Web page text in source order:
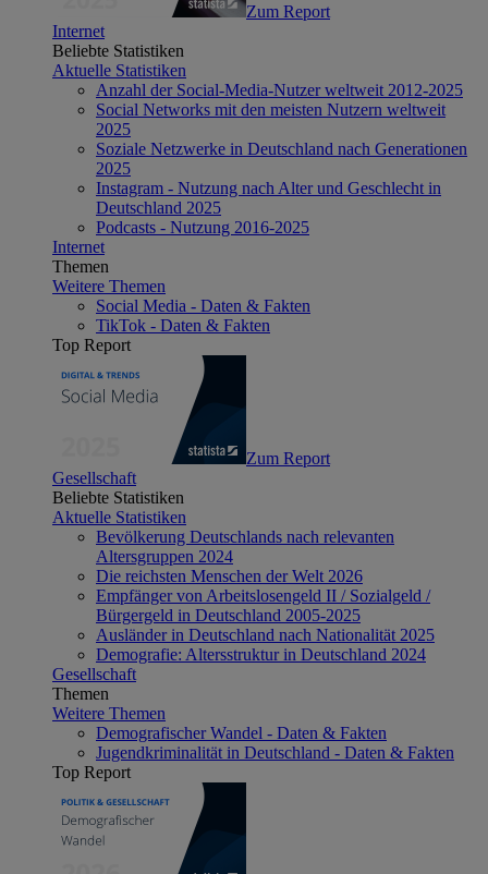
Zum Report
Internet
Beliebte Statistiken
Aktuelle Statistiken
Anzahl der Social-Media-Nutzer weltweit 2012-2025
Social Networks mit den meisten Nutzern weltweit
2025
Soziale Netzwerke in Deutschland nach Generationen
2025
Instagram - Nutzung nach Alter und Geschlecht in
Deutschland 2025
Podcasts - Nutzung 2016-2025
Internet
Themen
Weitere Themen
Social Media - Daten & Fakten
TikTok - Daten & Fakten
Top Report
Zum Report
Gesellschaft
Beliebte Statistiken
Aktuelle Statistiken
Bevölkerung Deutschlands nach relevanten
Altersgruppen 2024
Die reichsten Menschen der Welt 2026
Empfänger von Arbeitslosengeld II / Sozialgeld /
Bürgergeld in Deutschland 2005-2025
Ausländer in Deutschland nach Nationalität 2025
Demografie: Altersstruktur in Deutschland 2024
Gesellschaft
Themen
Weitere Themen
Demografischer Wandel - Daten & Fakten
Jugendkriminalität in Deutschland - Daten & Fakten
Top Report